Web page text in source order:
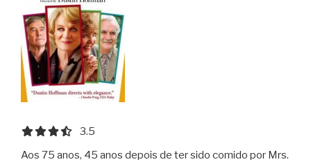
3.5 out of 5.0 stars
3.5
Aos 75 anos, 45 anos depois de ter sido comido por Mrs.